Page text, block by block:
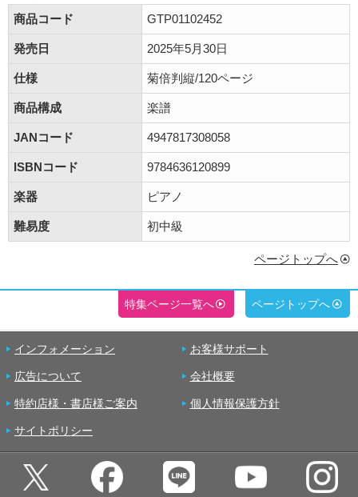
商品コード
GTP01102452
発売日 2025年5月30日
仕様 菊倍判縦/120ページ
商品構成 楽譜
JANコード 4947817308058
ISBNコード 9784636120899
楽器 ピアノ
難易度 初中級
ページトップへ
特集ページ一覧へ ページトップへ
インフォメーション お客様サポート
広告について 会社概要
特約店様・書店様ご案内 個人情報保護方針
サイトポリシー